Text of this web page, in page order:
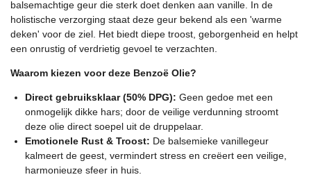
4
2
8
5
1
balsemachtige geur die sterk doet denken aan vanille. In de
holistische verzorging staat deze geur bekend als een 'warme
deken' voor de ziel. Het biedt diepe troost, geborgenheid en helpt
een onrustig of verdrietig gevoel te verzachten.
Waarom kiezen voor deze Benzoë Olie?
Direct gebruiksklaar (50% DPG): Geen gedoe met een
onmogelijk dikke hars; door de veilige verdunning stroomt
deze olie direct soepel uit de druppelaar.
Emotionele Rust & Troost: De balsemieke vanillegeur
kalmeert de geest, vermindert stress en creëert een veilige,
harmonieuze sfeer in huis.